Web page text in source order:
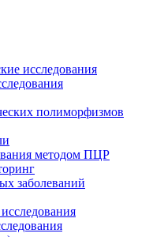
исследования
полиморфизмов
методом ПЦР
заболеваний